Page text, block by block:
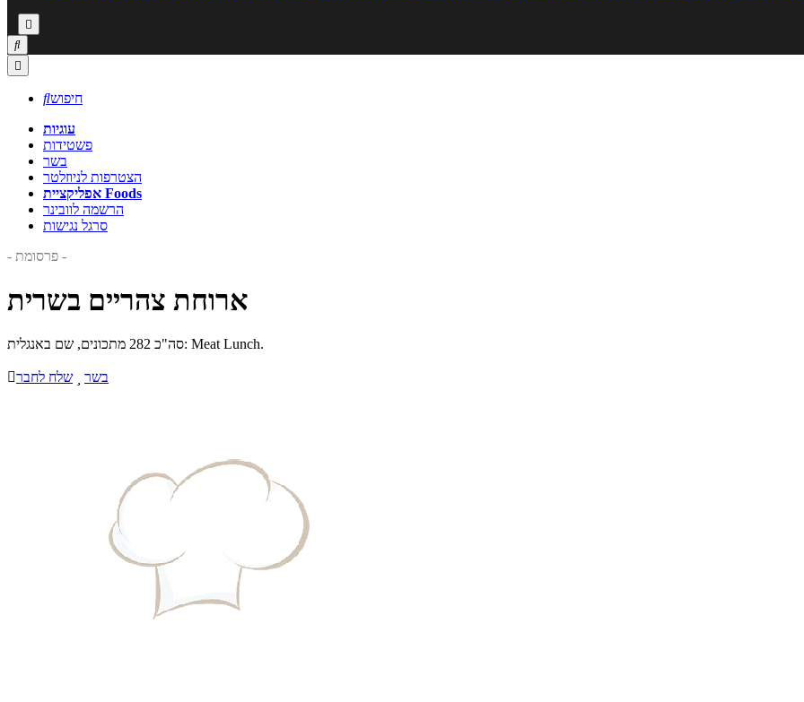



חיפוש
עוגיות
פשטידות
בשר
הצטרפות לניוזלטר
אפליקציית Foods
הרשמה לוובינר
סרגל נגישות
- פרסומת -
ארוחת צהריים בשרית
סה"כ 282 מתכונים, שם באנגלית: Meat Lunch.
שלח לחבר בשר